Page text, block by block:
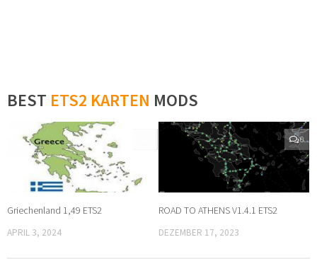
BEST ETS2 KARTEN MODS
Griechenland 1,49 ETS2
APRIL 3, 2024
0
ROAD TO ATHENS V1.4.1 ETS2
DEZEMBER 17, 2023